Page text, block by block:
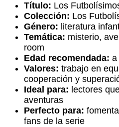
Título: Los
Colección: Los
Género: literatura
Temática: misterio,
room
Edad recomendada: a
Valores: trabajo en
cooperación y
Ideal para: lectores
aventuras
Perfecto para:
fans de la serie